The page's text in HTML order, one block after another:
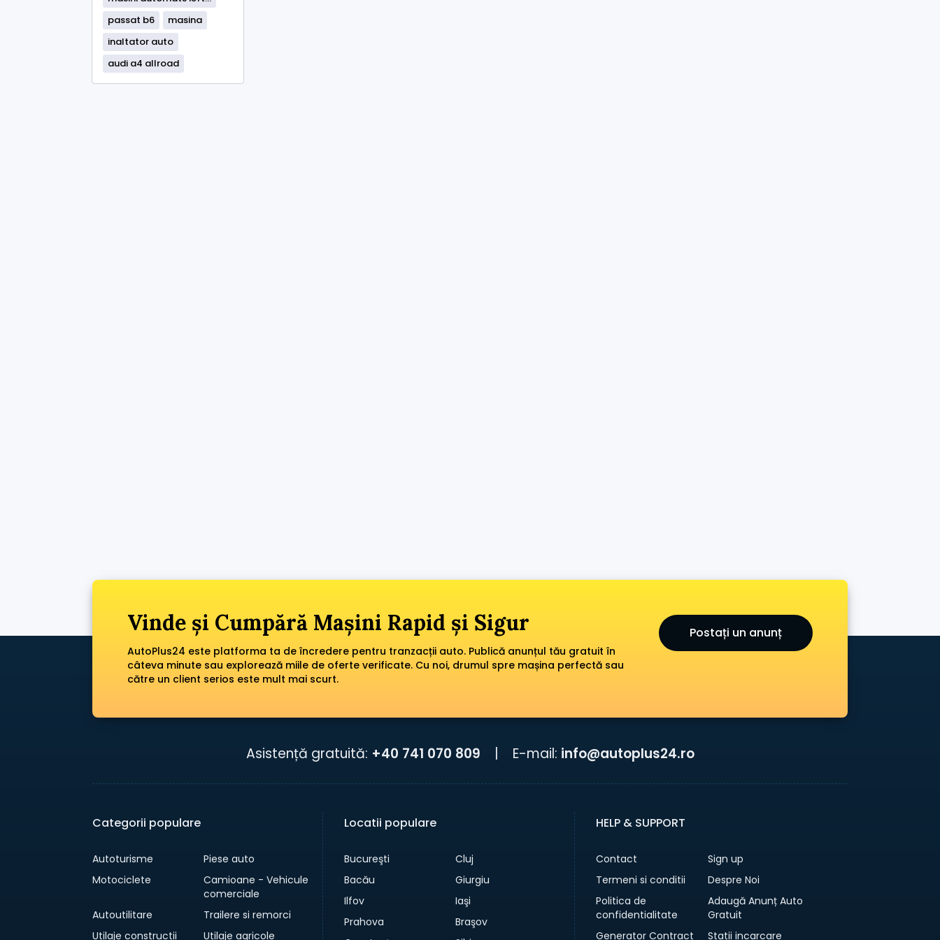
passat b6
masina
inaltator auto
audi a4 allroad
Vinde și Cumpără Mașini Rapid și Sigur
AutoPlus24 este platforma ta de încredere pentru tranzacții auto. Publică anunțul tău gratuit în
câteva minute sau explorează miile de oferte verificate. Cu noi, drumul spre mașina perfectă sau
către un client serios este mult mai scurt.
Postați un anunț
Asistență gratuită: +40 741 070 809 E-mail: info@autoplus24.ro
Categorii populare
Autoturisme
Piese auto
Motociclete
Camioane - Vehicule
comerciale
Autoutilitare
Trailere si remorci
Utilaje constructii
Utilaje agricole
Locatii populare
Bucureşti
Cluj
Bacău
Giurgiu
Ilfov
Iaşi
Prahova
Braşov
HELP & SUPPORT
Contact
Sign up
Termeni si conditii
Despre Noi
Politica de
confidentialitate
Adaugă Anunț Auto
Gratuit
Generator Contract
Statii incarcare